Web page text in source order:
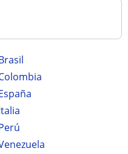
Brasil
Colombia
España
Italia
Perú
Venezuela